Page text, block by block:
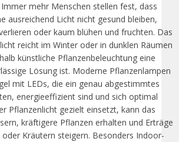
mehr Menschen stellen fest, dass
ausreichend Licht nicht gesund bleiben,
oder kaum blühen und fruchten. Das
reicht im Winter oder in dunklen Räumen
künstliche Pflanzenbeleuchtung eine
Lösung ist. Moderne Pflanzenlampen
mit LEDs, die ein genau abgestimmtes
energieeffizient sind und sich optimal
Pflanzenlicht gezielt einsetzt, kann das
kräftigere Pflanzen erhalten und Erträge
Kräutern steigern. Besonders Indoor-